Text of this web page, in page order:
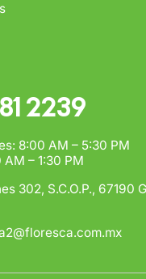
2239
8:00 AM – 5:30 PM
– 1:30 PM
302, S.C.O.P., 67190